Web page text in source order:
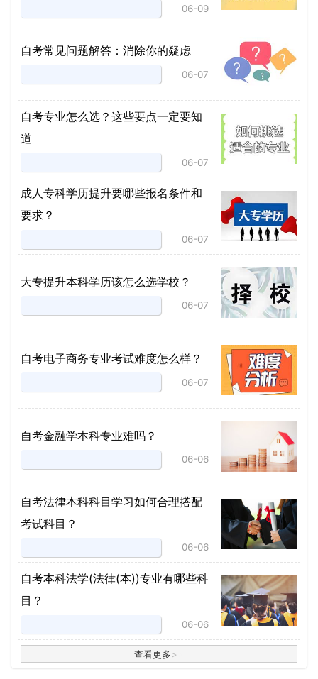
06-09
自考常见问题解答：消除你的疑虑
06-07
自考专业怎么选？这些要点一定要知
道
06-07
成人专科学历提升要哪些报名条件和
要求？
06-07
大专提升本科学历该怎么选学校？
06-07
自考电子商务专业考试难度怎么样？
06-07
自考金融学本科专业难吗？
06-06
自考法律本科科目学习如何合理搭配
考试科目？
06-06
​自考本科法学(法律(本))专业有哪些科
目？
06-06
查看更多>